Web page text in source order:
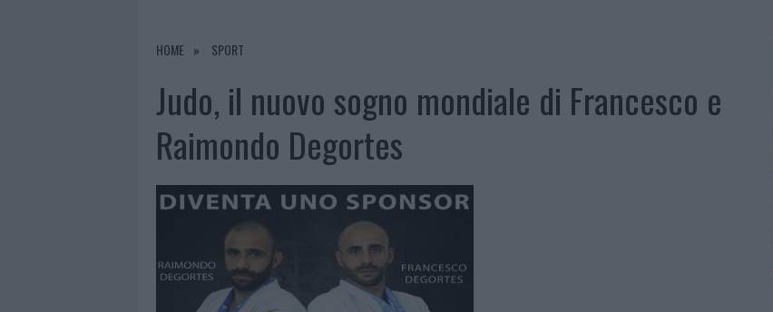
8 AGOSTO 2026
HOME SPORT
Judo, il nuovo sogno mondiale di Francesco e
Raimondo Degortes